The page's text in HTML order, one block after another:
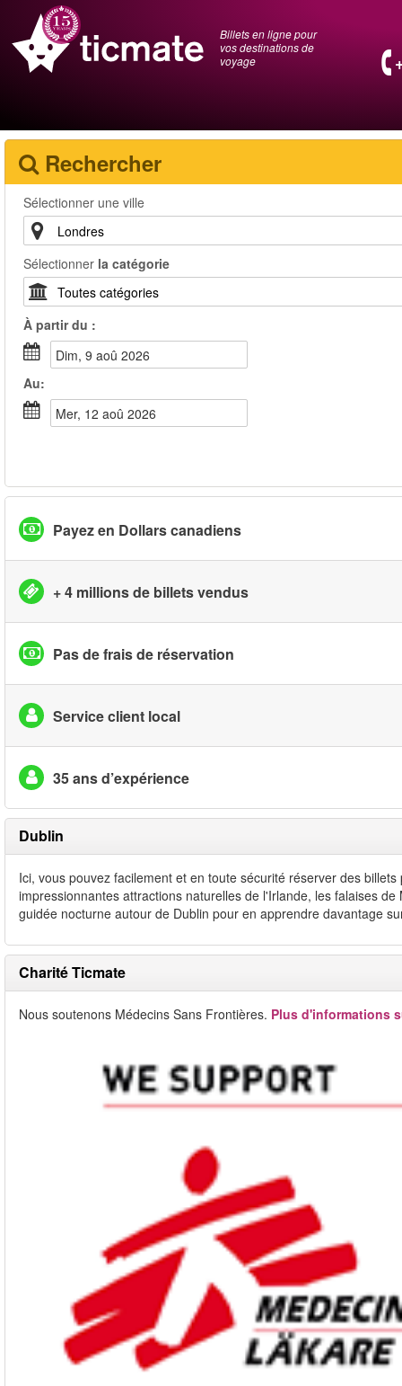
Billets en ligne pour
vos destinations de
voyage
Rechercher
Sélectionner une ville
Sélectionner la catégorie
À partir du :
dim, 9 aoû 2026
Au:
mer, 12 aoû 2026
Payez en Dollars canadiens
+ 4 millions de billets vendus
Pas de frais de réservation
Service client local
35 ans d’expérience
Dublin
Ici, vous pouvez facilement et en toute sécurité réserver des
impressionnantes attractions naturelles de l'Irlande, les falaises
guidée nocturne autour de Dublin pour en apprendre davantage
Charité Ticmate
Nous soutenons Médecins Sans Frontières. Plus d'informations